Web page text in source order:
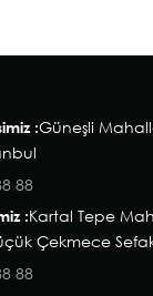
:Güneşli
88
:Kartal Tepe
Çekmece
88